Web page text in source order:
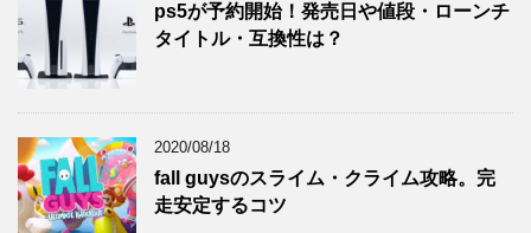
ps5が予約開始！発売日や値段・ローンチ
タイトル・互換性は？
2020/08/18
fall guysのスライム・クライム攻略。完
走安定するコツ